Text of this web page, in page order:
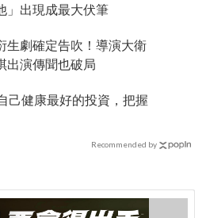
」出現成最大伏筆
生劇確定告吹！導演大衛
出演傳聞也破局
己健康最好的投資，把握
Recommended by